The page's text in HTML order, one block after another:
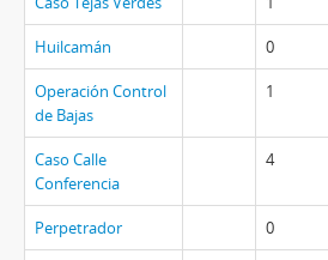
Huilcamán 0
Operación Control
de Bajas
1
Caso Calle
Conferencia
4
Perpetrador 0